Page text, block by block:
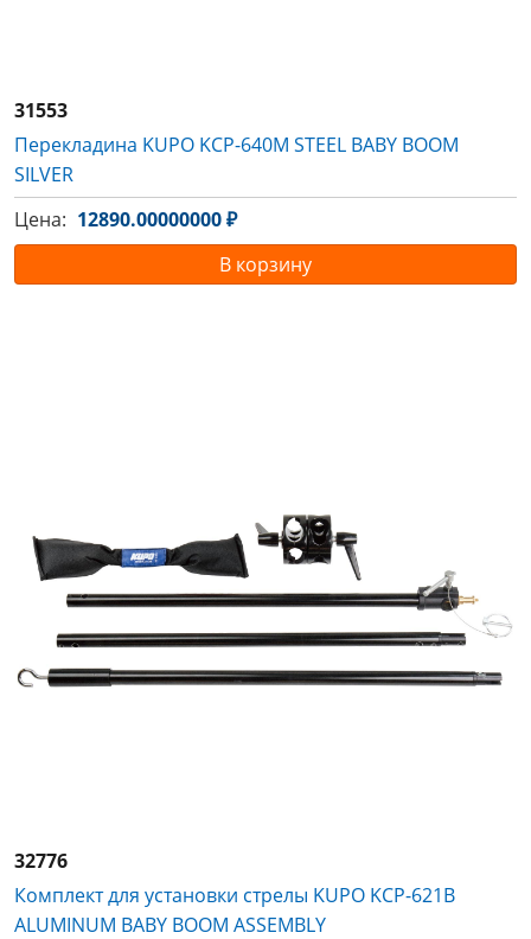
31553
Перекладина KUPO KCP-640M STEEL BABY BOOM
SILVER
Цена: 12890.00000000 ₽
В корзину
32776
Комплект для установки стрелы KUPO KCP-621B
ALUMINUM BABY BOOM ASSEMBLY